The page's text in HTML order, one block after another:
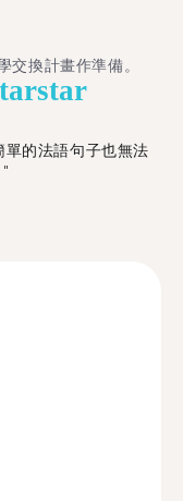
交換計畫作準備。
star
的法語句子也無法